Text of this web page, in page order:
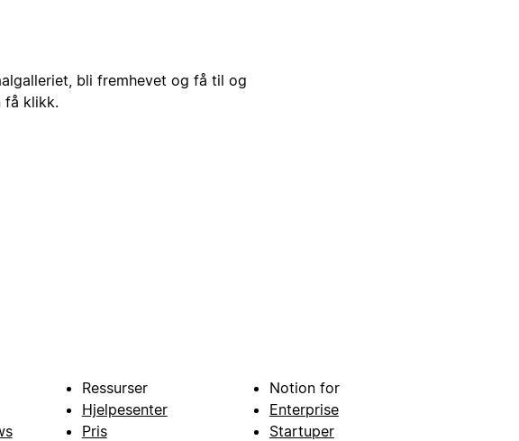
bli fremhevet og få til og
få klikk.
Ressurser
Hjelpesenter
Pris
Notion for
Enterprise
Startuper